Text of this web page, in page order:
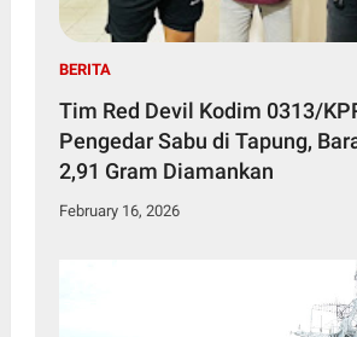
BERITA
Tim Red Devil Kodim 0313/
Pengedar Sabu di Tapung,
2,91 Gram Diamankan
February 16, 2026